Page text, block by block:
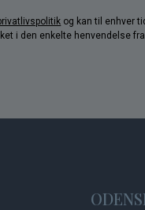
og kan til enhver
i den enkelte henvendelse